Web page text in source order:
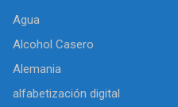
Agua
Alcohol Casero
Alemania
alfabetización digital